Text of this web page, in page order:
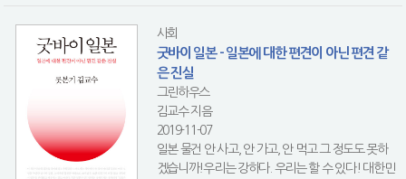
사회
굿바이 일본 - 일본에 대한 편견이 아닌 편견 같
은 진실
그린하우스
김교수 지음
2019-11-07
일본 물건 안 사고, 안 가고, 안 먹고 그 정도도 못하
겠습니까!우리는 강하다. 우리는 할 수 있다! 대한민